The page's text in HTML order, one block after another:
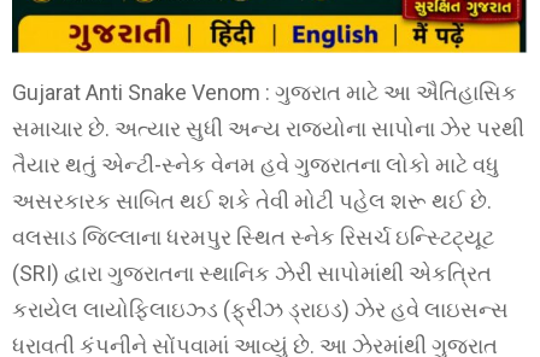
Gujarat Anti Snake Venom : ગુજરાત માટે આ ઐતિહાસિક
સમાચાર છે. અત્યાર સુધી અન્ય રાજ્યોના સાપોના ઝેર પરથી
તૈયાર થતું એન્ટી-સ્નેક વેનમ હવે ગુજરાતના લોકો માટે વધુ
અસરકારક સાબિત થઈ શકે તેવી મોટી પહેલ શરૂ થઈ છે.
વલસાડ જિલ્લાના ધરમપુર સ્થિત સ્નેક રિસર્ચ ઇન્સ્ટિટ્યૂટ
(SRI) દ્વારા ગુજરાતના સ્થાનિક ઝેરી સાપોમાંથી એકત્રિત
કરાયેલ લાયોફિલાઇઝ્ડ (ફ્રીઝ ડ્રાઇડ) ઝેર હવે લાઇસન્સ
ધરાવતી કંપનીને સોંપવામાં આવ્યું છે. આ ઝેરમાંથી ગુજરાત